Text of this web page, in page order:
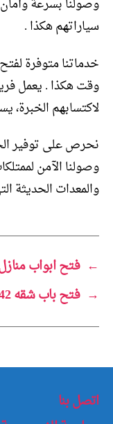
وصولنا بسرعة
سياراتهم هكذا .
خدماتنا متوفرة
وقت هكذا . يعمل
لاكتسابهم
نحرص على توفير
وصولنا الآمن
والمعدات الحديثة
← فتح ابواب منازل
→ فتح باب شقه 60606642
اتصل بنا